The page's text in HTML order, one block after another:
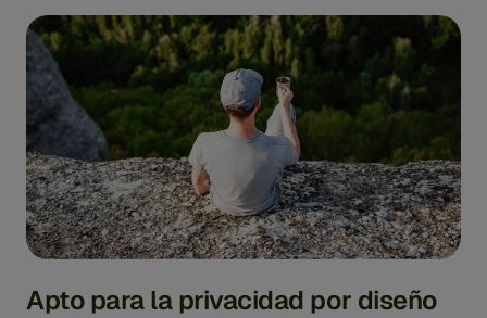
Apto para la privacidad por diseño